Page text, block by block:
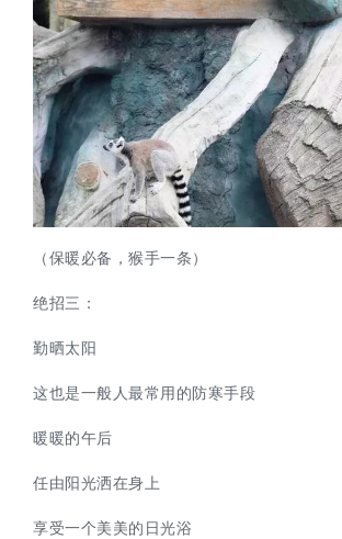
（保暖必备，猴手一条）
绝招三：
勤晒太阳
这也是一般人最常用的防寒手段
暖暖的午后
任由阳光洒在身上
享受一个美美的日光浴